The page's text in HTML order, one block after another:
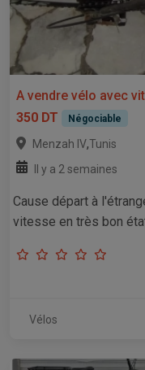
A vendre vélo avec
350 DT
Négociable
Menzah IV,Tunis
Il y a 2 semaines
Cause départ à
vitesse en très bon
Vélos